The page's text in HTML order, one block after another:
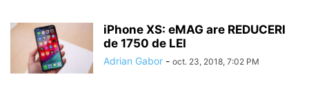
iPhone XS: eMAG are REDUCERI
de 1750 de LEI
Adrian Gabor - oct. 23, 2018, 7:02 PM